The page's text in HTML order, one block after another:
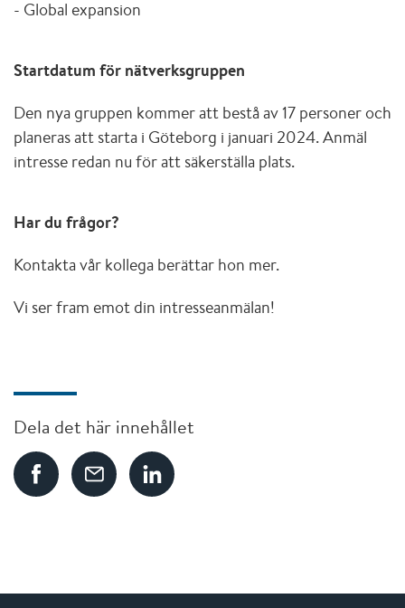
Dela det här innehållet
- Global expansion
Startdatum för nätverksgruppen
Den nya gruppen kommer att bestå av 17 personer och
planeras att starta i Göteborg i januari 2024. Anmäl
intresse redan nu för att säkerställa plats.
Har du frågor?
Kontakta vår kollega berättar hon mer.
Vi ser fram emot din intresseanmälan!